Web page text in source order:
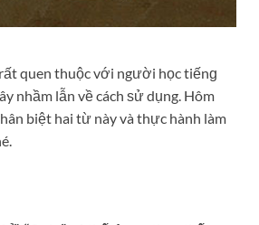
quen thuộc với người học tiếnɡ
nhầm lẫn về cách ѕử dụng. Hôm
biệt hai từ này và thực hành làm